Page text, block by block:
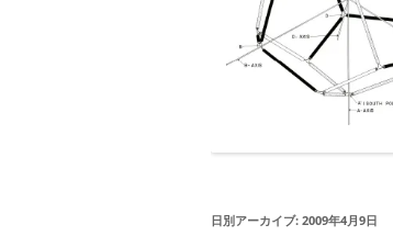
日別アーカイブ: 2009年4月9日